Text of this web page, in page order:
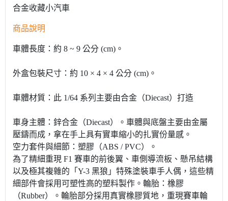
合金收藏小汽車
商品說明
車體長度：約 8 ~ 9 公分 (cm)。
外盒包裝尺寸：約 10 × 4 × 4 公分 (cm)。
車體材質：此 1/64 系列主要由合金（Diecast）打造
車身主體：鋅合金（Diecast）。車體與底盤主要由金屬
壓鑄而成，拿在手上具有實車縮小的扎實份量感。
空力套件與細節：塑膠（ABS / PVC）。
為了精細重現 F1 賽車的前後翼、車側導流板、懸吊結構
以及極其複雜的「Y-3 黑狼」特殊塗裝車手人偶，這些精
細部件會採用可塑性高的塑料製作。輪胎：橡膠
（Rubber）。輪胎部分採用真實橡膠質地，重現賽車輪